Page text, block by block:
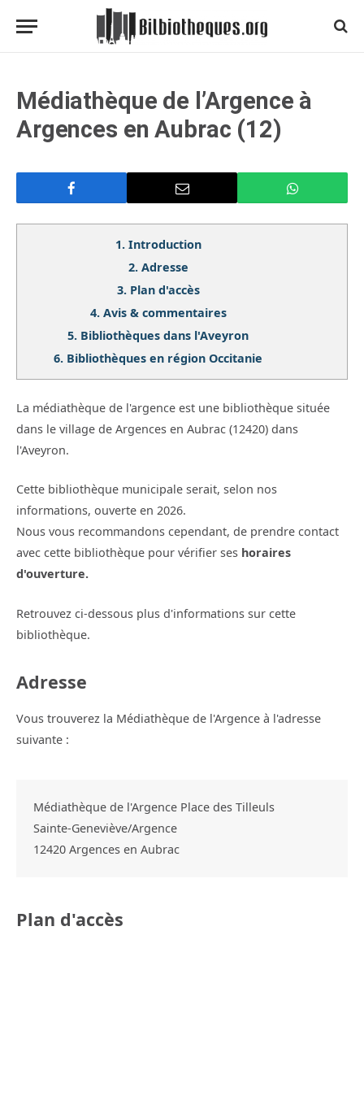
Médiathèque de l’Argence à
Argences en Aubrac (12)
1. Introduction
2. Adresse
3. Plan d'accès
4. Avis & commentaires
5. Bibliothèques dans l'Aveyron
6. Bibliothèques en région Occitanie
La médiathèque de l'argence est une bibliothèque située
dans le village de Argences en Aubrac (12420) dans
l'Aveyron.
Cette bibliothèque municipale serait, selon nos
informations, ouverte en 2026.
Nous vous recommandons cependant, de prendre contact
avec cette bibliothèque pour vérifier ses horaires
d'ouverture.
Retrouvez ci-dessous plus d'informations sur cette
bibliothèque.
Adresse
Vous trouverez la Médiathèque de l'Argence à l'adresse
suivante :
Médiathèque de l'Argence Place des Tilleuls
Sainte-Geneviève/Argence
12420 Argences en Aubrac
Plan d'accès